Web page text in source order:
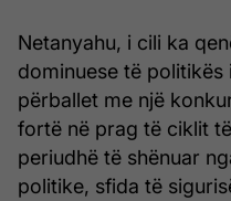
Netanyahu, i cili ka
dominuese të
përballet me një
fortë në prag të ciklit
periudhë të shënuar
politike, sfida të